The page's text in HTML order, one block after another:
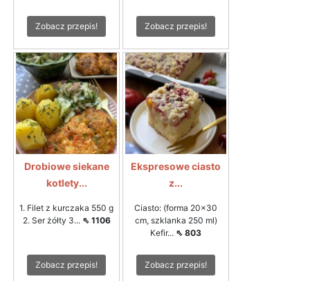
Zobacz przepis! Zobacz przepis!
Drobiowe siekane
kotlety...
1. Filet z kurczaka 550 g
2. Ser żółty 3... ⇖ 1106
Zobacz przepis!
Ekspresowe ciasto
z...
Ciasto: (forma 20x30
cm, szklanka 250 ml)
Kefir... ⇖ 803
Zobacz przepis!